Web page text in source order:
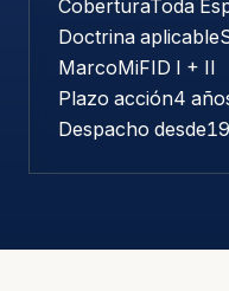
CoberturaToda
Doctrina aplicable
MarcoMiFID I + II
Plazo acción4
Despacho desde